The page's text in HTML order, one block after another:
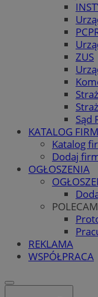
ZUS
Sąd
KATALOG FIRM
Katalog
Dodaj
OGŁOSZENIA
REKLAMA
WSPÓŁPRACA